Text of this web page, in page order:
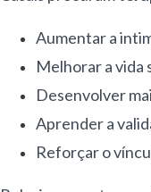
Aumentar a
Melhorar a vida
Desenvolver
Aprender a
Reforçar o